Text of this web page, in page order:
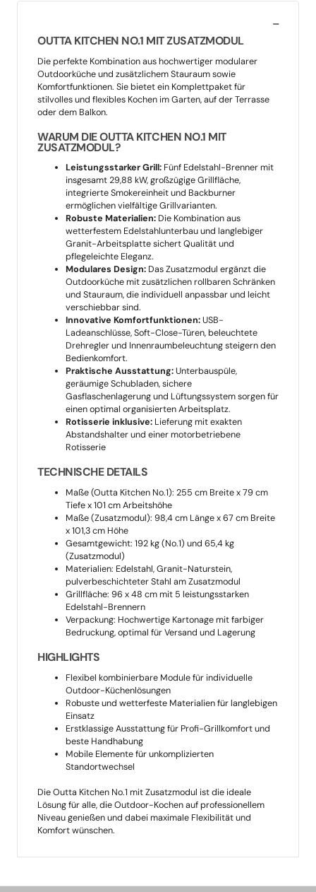
OUTTA KITCHEN NO.1 MIT ZUSATZMODUL
Die perfekte Kombination aus hochwertiger modularer
Outdoorküche und zusätzlichem Stauraum sowie
Komfortfunktionen. Sie bietet ein Komplettpaket für
stilvolles und flexibles Kochen im Garten, auf der Terrasse
oder dem Balkon.
WARUM DIE OUTTA KITCHEN NO.1 MIT
ZUSATZMODUL?
Leistungsstarker Grill: Fünf Edelstahl-Brenner mit
insgesamt 29,88 kW, großzügige Grillfläche,
integrierte Smokereinheit und Backburner
ermöglichen vielfältige Grillvarianten.
Robuste Materialien: Die Kombination aus
wetterfestem Edelstahlunterbau und langlebiger
Granit-Arbeitsplatte sichert Qualität und
pflegeleichte Eleganz.
Modulares Design: Das Zusatzmodul ergänzt die
Outdoorküche mit zusätzlichen rollbaren Schränken
und Stauraum, die individuell anpassbar und leicht
verschiebbar sind.
Innovative Komfortfunktionen:USB-
Ladeanschlüsse, Soft-Close-Türen, beleuchtete
Drehregler und Innenraumbeleuchtung steigern den
Bedienkomfort.
Praktische Ausstattung:Unterbauspüle,
geräumige Schubladen, sichere
Gasflaschenlagerung und Lüftungssystem sorgen für
einen optimal organisierten Arbeitsplatz.
Rotisserie inklusive: Lieferung mit exakten
Abstandshalter und einer motorbetriebene
Rotisserie
TECHNISCHE DETAILS
Maße (Outta Kitchen No.1): 255 cm Breite x 79 cm
Tiefe x 101 cm Arbeitshöhe
Maße (Zusatzmodul): 98,4 cm Länge x 67 cm Breite
x 101,3 cm Höhe
Gesamtgewicht: 192 kg (No.1) und 65,4 kg
(Zusatzmodul)
Materialien: Edelstahl, Granit-Naturstein,
pulverbeschichteter Stahl am Zusatzmodul
Grillfläche: 96 x 48 cm mit 5 leistungsstarken
Edelstahl-Brennern
Verpackung: Hochwertige Kartonage mit farbiger
Bedruckung, optimal für Versand und Lagerung
HIGHLIGHTS
Flexibel kombinierbare Module für individuelle
Outdoor-Küchenlösungen
Robuste und wetterfeste Materialien für langlebigen
Einsatz
Erstklassige Ausstattung für Profi-Grillkomfort und
beste Handhabung
Mobile Elemente für unkomplizierten
Standortwechsel
Die Outta Kitchen No.1 mit Zusatzmodul ist die ideale
Lösung für alle, die Outdoor-Kochen auf professionellem
Niveau genießen und dabei maximale Flexibilität und
Komfort wünschen.